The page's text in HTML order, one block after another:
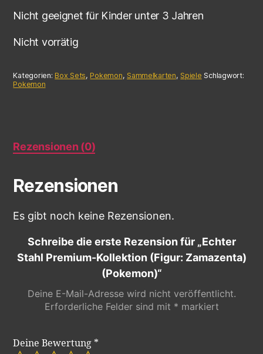
Nicht geeignet für Kinder unter 3 Jahren
Nicht vorrätig
Kategorien: Box Sets, Pokemon, Sammelkarten, Spiele Schlagwort:
Pokemon
Rezensionen (0)
Rezensionen
Es gibt noch keine Rezensionen.
Schreibe die erste Rezension für „Echter
Stahl Premium-Kollektion (Figur: Zamazenta)
(Pokemon)“
Deine E-Mail-Adresse wird nicht veröffentlicht.
Erforderliche Felder sind mit * markiert
Deine Bewertung *